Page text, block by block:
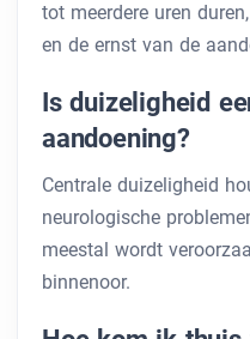
tot meerdere uren
en de ernst van de
Is duizeligheid
aandoening?
Centrale duizeligheid
neurologische
meestal wordt
binnenoor.